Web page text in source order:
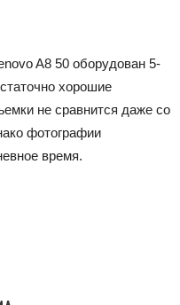
A8 50 оборудован 5-
хорошие
не сравнится даже со
фотографии
время.